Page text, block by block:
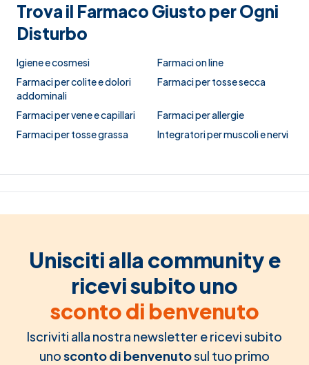
Trova il Farmaco Giusto per Ogni
Disturbo
Igiene e cosmesi
Farmaci on line
Farmaci per colite e dolori
addominali
Farmaci per tosse secca
Farmaci per vene e capillari
Farmaci per allergie
Farmaci per tosse grassa
Integratori per muscoli e nervi
Unisciti alla community e
ricevi subito uno
sconto di benvenuto
Iscriviti alla nostra newsletter e ricevi subito
unosconto di benvenutosul tuo primo